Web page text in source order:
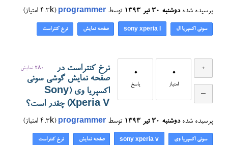
پرسیده شده دوشنبه ۳۰ تیر ۱۳۹۳ توسط programmer
(
4.3k امتیاز)
سونی اکسپریا ال sony xperia l صفحه نمایش نرخ کنتراست
0
امتیاز
0
پاسخ
280 نمایش
نرخ کنتراست در
صفحه نمایش گوشی سونی
اکسپریا وی (Sony
Xperia V) چقدر است؟
پرسیده شده دوشنبه ۳۰ تیر ۱۳۹۳ توسط programmer
(
4.3k امتیاز)
سونی اکسپریا وی sony xperia v صفحه نمایش نرخ کنتراست